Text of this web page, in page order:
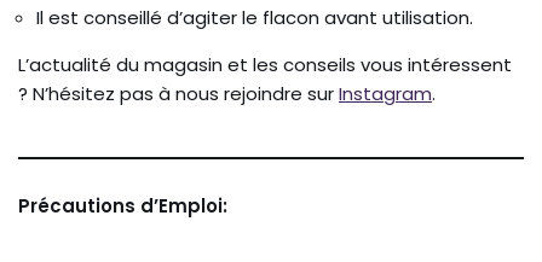
Il est conseillé d’agiter le flacon avant utilisation.
L’actualité du magasin et les conseils vous intéressent
? N’hésitez pas à nous rejoindre surInstagram.
Précautions d’Emploi: